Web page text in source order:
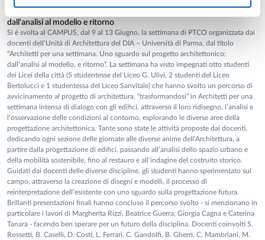
dall'analisi al modello e ritorno
Si è svolta al CAMPUS, dal 9 al 13 Giugno, la settimana di PTCO organizzata dai
docenti dell’Unità di Architettura del DIA – Università di Parma, dal titolo
“Architetti per una settimana. Uno sguardo sul progetto architettonico:
dall’analisi al modello, e ritorno”. La settimana ha visto impegnati otto studenti
dei Licei della città (5 studentesse del Liceo G. Ulivi, 2 studenti del Liceo
Bertolucci e 1 studentessa del Liceo Sanvitale) che hanno svolto un percorso di
avvicinamento al progetto di architettura, “trasformandosi” in Architetti per una
settimana intensa di dialogo con gli edifici, attraverso il loro ridisegno, l’analisi e
l’osservazione delle condizioni al contorno, esplorando le diverse aree della
progettazione architettonica. Tante sono state le attività proposte dai docenti,
dedicando ogni sezione delle giornate alle diverse anime dell’Architettura, a
partire dalla progettazione di edifici, passando all’analisi dello spazio urbano e
della mobilità sostenibile, fino al restauro e all’indagine del costruito storico.
Guidati dai docenti delle diverse discipline, gli studenti hanno sperimentato sul
campo, attraverso la creazione di disegni e modelli, il processo di
reinterpretazione dell’esistente con uno sguardo sulla progettazione futura.
Brillanti presentazioni finali hanno concluso il percorso svolto - si menzionano in
particolare i lavori di Margherita Rizzi, Beatrice Guerra, Giorgia Cagna e Caterina
Tanara - facendo ben sperare per un futuro della disciplina. Docenti coinvolti S.
Rossetti, B. Caselli, D. Costi, L. Ferrari, C. Gandolfi, B. Gherri, C. Mambriani, M.